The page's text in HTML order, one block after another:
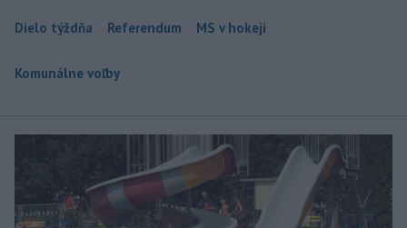
Dielo týždňa Referendum MS v hokeji
Komunálne voľby